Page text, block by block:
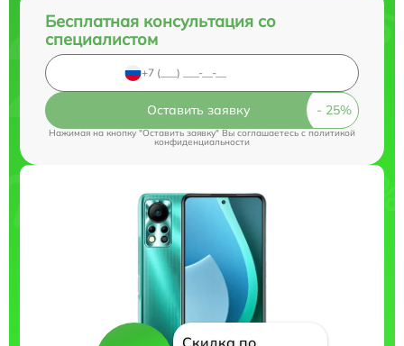
Бесплатная консультация со
специалистом
Оставить заявку
Нажимая на кнопку "Оставить заявку" Вы соглашаетесь cполитикой
конфиденциальности
Скидка по